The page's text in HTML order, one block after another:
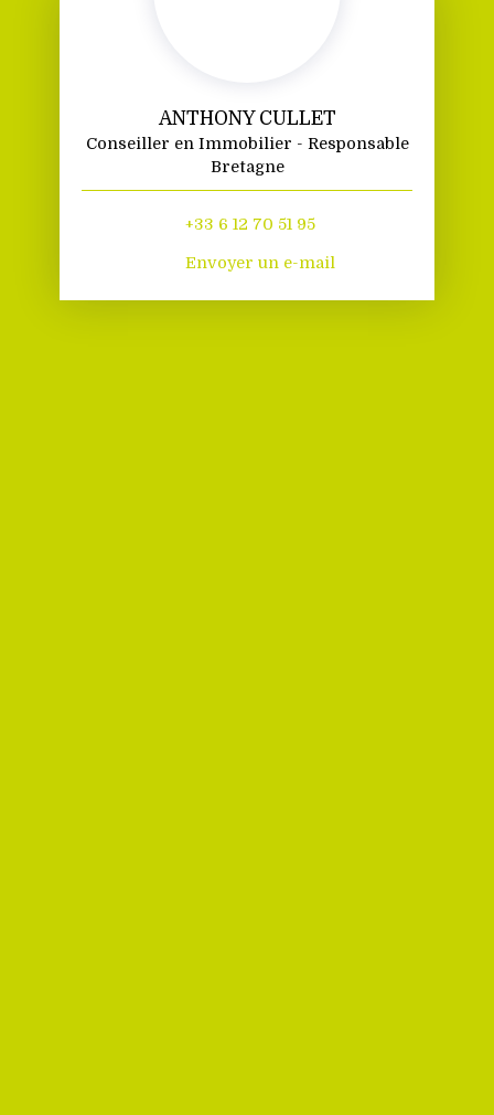
ANTHONY CULLET
Conseiller en Immobilier - Responsable
Bretagne
+33 6 12 70 51 95
Envoyer un e-mail